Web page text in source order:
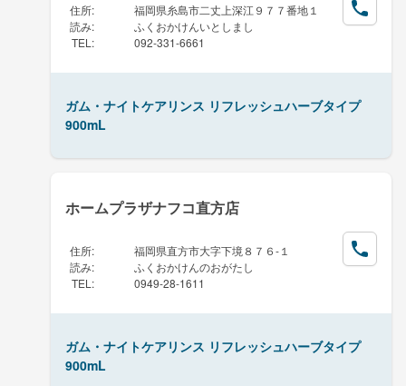
住所:
福岡県糸島市二丈上深江９７７番地１
読み:
ふくおかけんいとしまし
TEL : 092-331-6661
ガム・ナイトケアリンス リフレッシュハーブタイプ
900mL
ホームプラザナフコ直方店
住所:
福岡県直方市大字下境８７６-１
読み:
ふくおかけんのおがたし
TEL : 0949-28-1611
ガム・ナイトケアリンス リフレッシュハーブタイプ
900mL